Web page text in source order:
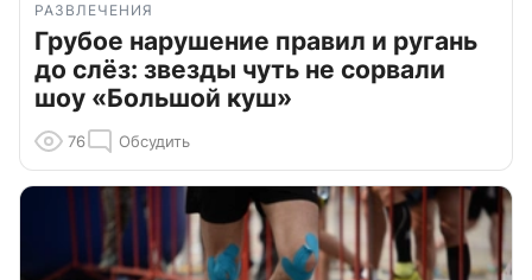
РАЗВЛЕЧЕНИЯ
Грубое нарушение правил и ругань
до слёз: звезды чуть не сорвали
шоу «Большой куш»
76 Обсудить